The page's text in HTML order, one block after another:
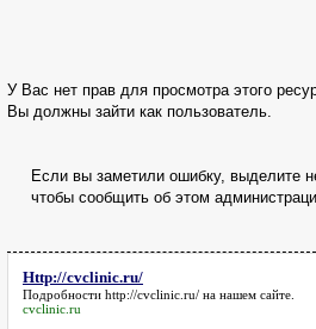
У Вас нет прав для просмотра этого
Вы должны зайти как пользователь.
Если вы заметили ошибку, выделите
чтобы сообщить об этом
Http://cvclinic.ru/
Подробности http://cvclinic.ru/ на нашем сайте.
cvclinic.ru